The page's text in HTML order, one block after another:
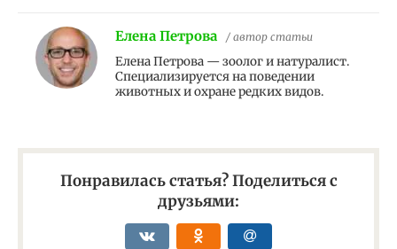
Елена Петрова / автор статьи
Елена Петрова — зоолог и натуралист.
Специализируется на поведении
животных и охране редких видов.
Понравилась статья? Поделиться с
друзьями: